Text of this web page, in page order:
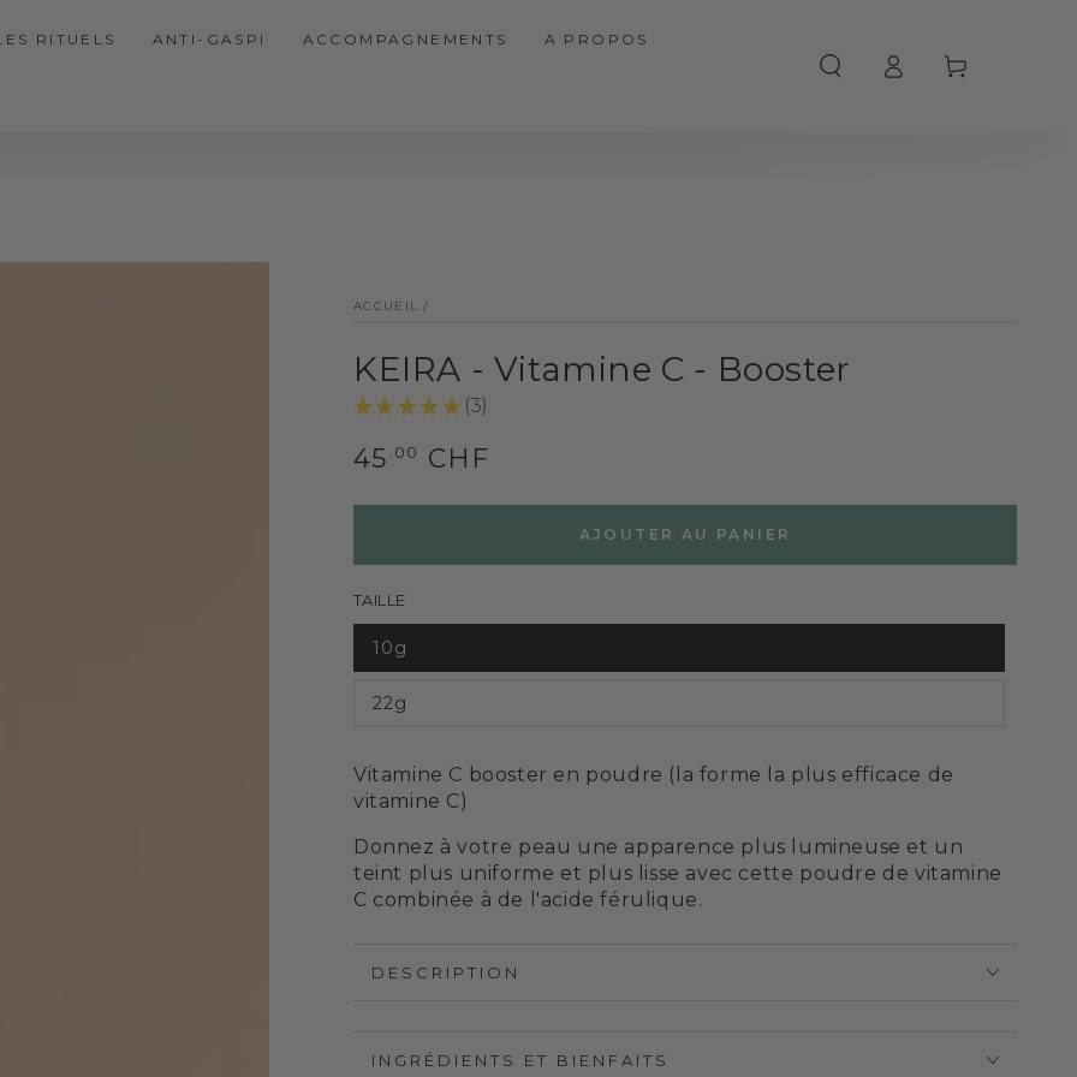
RITUELS ANTI-GASPI ACCOMPAGNEMENTS A PROPOS
ConnexionPanier
ACCUEIL /
KEIRA - Vitamine C - Booster
★ ★ ★ ★ ★ 3
3
Prix
45 .00 CHF
AJOUTER AU PANIER
TAILLE
10g
Variante
épuisée
indisponible
22g
Variante
indisponible
Vitamine C booster en poudre (la forme la plus efficace de
vitamine C)
Donnez à votre peau une apparence plus lumineuse et un
teint plus uniforme et plus lisse avec cette poudre de vitamine
C combinée à de l'acide férulique.
DESCRIPTION
INGRÉDIENTS ET BIENFAITS